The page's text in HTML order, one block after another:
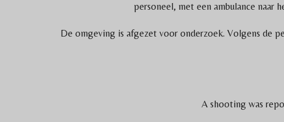
personeel, met een ambulance naar
De omgeving is afgezet voor onderzoek. Volgens de
A shooting was